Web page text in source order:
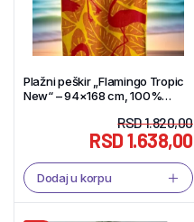
Plažni peškir „Flamingo Tropic
New“ – 94×168 cm, 100%
RSD1.820,00
RSD1.638,00
Dodaj u korpu